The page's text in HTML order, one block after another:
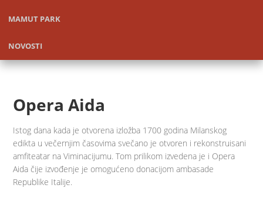
MAMUT PARK
NOVOSTI
Opera Aida
Istog dana kada je otvorena izložba 1700 godina Milanskog
edikta u večernjim časovima svečano je otvoren i rekonstruisani
amfiteatar na Viminacijumu. Tom prilikom izvedena je i Opera
Aida čije izvođenje je omogućeno donacijom ambasade
Republike Italije.